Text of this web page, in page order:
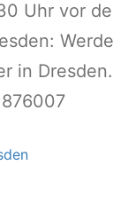
Uhr vor
in Dresden.